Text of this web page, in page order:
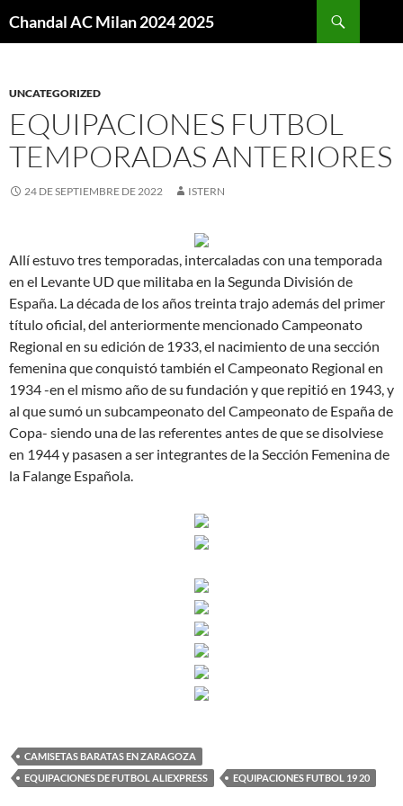
Chandal AC Milan 2024 2025
UNCATEGORIZED
EQUIPACIONES FUTBOL
TEMPORADAS ANTERIORES
24 DE SEPTIEMBRE DE 2022 ISTERN
Allí estuvo tres temporadas, intercaladas con una temporada
en el Levante UD que militaba en la Segunda División de
España. La década de los años treinta trajo además del primer
título oficial, del anteriormente mencionado Campeonato
Regional en su edición de 1933, el nacimiento de una sección
femenina que conquistó también el Campeonato Regional en
1934 -en el mismo año de su fundación y que repitió en 1943, y
al que sumó un subcampeonato del Campeonato de España de
Copa- siendo una de las referentes antes de que se disolviese
en 1944 y pasasen a ser integrantes de la Sección Femenina de
la Falange Española.
CAMISETAS BARATAS EN ZARAGOZA
EQUIPACIONES DE FUTBOL ALIEXPRESS
EQUIPACIONES FUTBOL 19 20